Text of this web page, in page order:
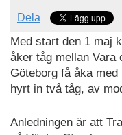
Dela
Med start den 1 maj
åker tåg mellan Vara
Göteborg få åka
hyrt in två tåg, av
Anledningen är att